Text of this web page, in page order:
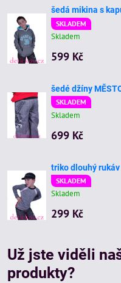
šedá mikina s
SKLADEM
Skladem
599 Kč
šedé džíny
SKLADEM
Skladem
699 Kč
triko dlouhý rukáv
SKLADEM
Skladem
299 Kč
Už jste viděli
produkty?